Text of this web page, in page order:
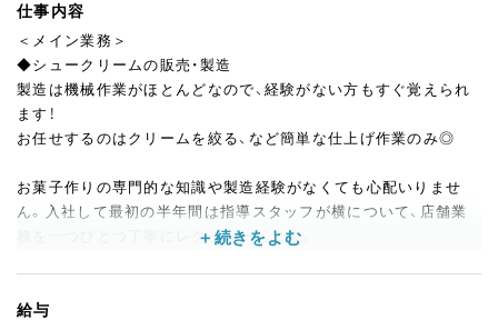
仕事内容
＜メイン業務＞
◆シュークリームの販売・製造
製造は機械作業がほとんどなので、経験がない方もすぐ覚えられ
ます！
お任せするのはクリームを絞る、など簡単な仕上げ作業のみ◎
お菓子作りの専門的な知識や製造経験がなくても心配いりませ
ん。入社して最初の半年間は指導スタッフが横について、店舗業
務を一つひとつ丁寧にレクチャーします。
とができますよ。
給与